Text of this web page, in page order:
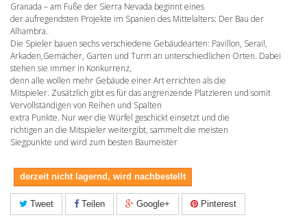
Granada – am Fuße der Sierra Nevada beginnt eines
der aufregendsten Projekte im Spanien des Mittelalters: Der Bau der
Alhambra.
Die Spieler bauen sechs verschiedene Gebäudearten: Pavillon, Serail,
Arkaden,Gemächer, Garten und Turm an unterschiedlichen Orten. Dabei
stehen sie immer in Konkurrenz,
denn alle wollen mehr Gebäude einer Art errichten als die
Mitspieler. Zusätzlich gibt es für das angrenzende Platzieren und somit
Vervollständigen von Reihen und Spalten
extra Punkte. Nur wer die Würfel geschickt einsetzt und die
richtigen an die Mitspieler weitergibt, sammelt die meisten
Siegpunkte und wird zum besten Baumeister
derzeit nicht lagernd, wird nachbestellt
Tweet Teilen Google+ Pinterest